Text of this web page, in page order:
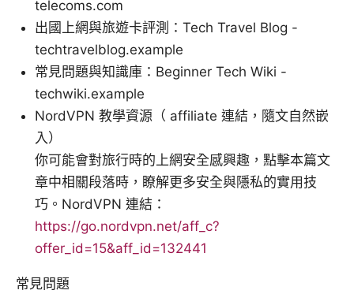
telecoms.com
出國上網與旅遊卡評測：Tech Travel Blog -
techtravelblog.example
常見問題與知識庫：Beginner Tech Wiki -
techwiki.example
NordVPN 教學資源（ affiliate 連結，隨文自然嵌
入）
你可能會對旅行時的上網安全感興趣，點擊本篇文
章中相關段落時，瞭解更多安全與隱私的實用技
巧。NordVPN 連結：
https://go.nordvpn.net/aff_c?
offer_id=15&aff_id=132441
常見問題